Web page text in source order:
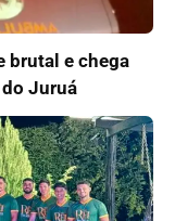
brutal e chega
Juruá